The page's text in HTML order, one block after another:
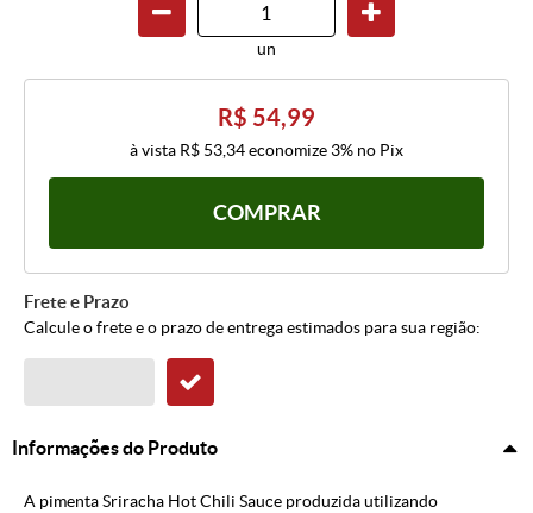
un
R$ 54,99
à vista R$ 53,34economize 3% no Pix
COMPRAR
Frete e Prazo
Calcule o frete e o prazo de entrega estimados para sua região:
Informações do Produto
A pimenta Sriracha Hot Chili Sauce produzida utilizando